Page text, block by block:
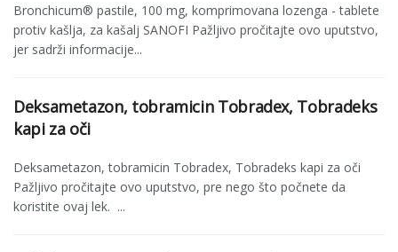
Bronchicum® pastile, 100 mg, komprimovana lozenga - tablete
protiv kašlja, za kašalj SANOFI Pažljivo pročitajte ovo uputstvo,
jer sadrži informacije...
Deksametazon, tobramicin Tobradex, Tobradeks
kapi za oči
Deksametazon, tobramicin Tobradex, Tobradeks kapi za oči
Pažljivo pročitajte ovo uputstvo, pre nego što počnete da
koristite ovaj lek. ...